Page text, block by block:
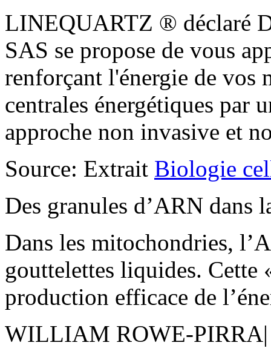
LINEQUARTZ ® déclaré
SAS se propose de vous
renforçant l'énergie de vos
centrales énergétiques par
approche non invasive et
Source: Extrait Biologie
Des granules d’ARN dans
Dans les mitochondries,
gouttelettes liquides.
production efficace de
WILLIAM ROWE-PIRRA|